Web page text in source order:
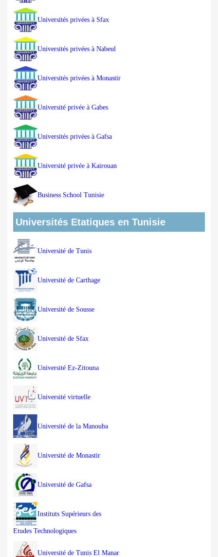
Universités privées à Sfax
Universités privées à Nabeul
Universités privées à Monastir
Université privée à Gabes
Universités privées à Gafsa
Université privée à Kairouan
Business School Tunisie
Universités Etatiques en Tunisie
Université de Tunis
Université de Carthage
Université de Sousse
Université de Sfax
Université Ez-Zitouna
Université virtuelle
Université de la Manouba
Université de Monastir
Université de Gafsa
Instituts Supérieurs des
Etudes Technologiques
Université de Tunis El Manar